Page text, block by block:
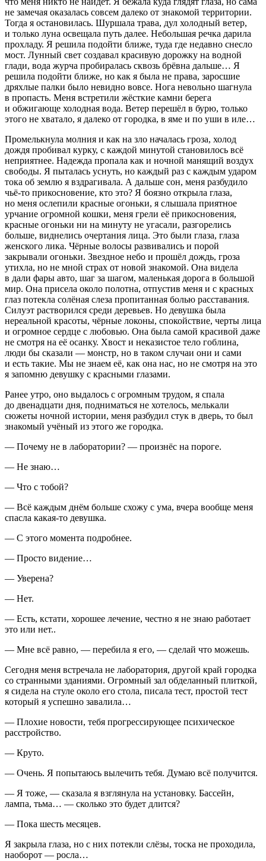
не замечая оказалась совсем далеко от знакомой территории.
Тогда я остановилась. Шуршала трава, дул холодный ветер,
и только луна освещала путь далее. Небольшая речка дарила
прохладу. Я решила подойти ближе, туда где недавно снесло
мост. Лунный свет создавал красивую дорожку на водной
глади, вода журча пробиралась сквозь брёвна дальше… Я
решила подойти ближе, но как я была не права, заросшие
дряхлые палки было невидно вовсе. Нога невольно шагнула
в пропасть. Меня встретили жёсткие камни берега
и обжигающе холодная вода. Ветер перешёл в бурю, только
этого не хватало, я далеко от городка, в яме и по уши в иле…
Промелькнула молния и как на зло началась гроза, холод
дождя пробивал курку, с каждой минутой становилось всё
неприятнее. Надежда пропала как и ночной манящий воздух
свободы. Я пыталась уснуть, но каждый раз с каждым ударом
тока об землю я вздрагивала. А дальше сон, меня разбудило
чьё-то прикосновение, кто это? Я боязно открыла глаза,
но меня ослепили красные огоньки, я слышала приятное
урчание огромной кошки, меня грели её прикосновения,
красные огоньки ни на минуту не угасали, разгорелись
больше, виднелись очертания лица. Это были глаза, глаза
женского лика. Чёрные волосы развивались и порой
закрывали огоньки. Звездное небо и прошёл дождь, гроза
утихла, но не мной страх от новой знакомой. Она видела
в дали фары авто, шаг за шагом, маленькая дорога в большой
мир. Она присела около полотна, отпустив меня и с красных
глаз потекла солёная слеза пропитанная болью расставания.
Силуэт растворился среди деревьев. Но девушка была
нереальной красоты, чёрные локоны, спокойствие, черты лица
и огромное сердце с любовью. Она была самой красивой даже
не смотря на её осанку. Хвост и неказистое тело гоблина,
люди бы сказали — монстр, но в таком случаи они и сами
и есть такие. Мы не знаем её, как она нас, но не смотря на это
я запомню девушку с красными глазами.
Ранее утро, оно выдалось с огромным трудом, я спала
до двенадцати дня, подниматься не хотелось, мелькали
сюжеты ночной истории, меня разбудил стук в дверь, то был
знакомый учёный из этого же городка.
— Почему не в лаборатории? — произнёс на пороге.
— Не знаю…
— Что с тобой?
— Всё каждым днём больше схожу с ума, вчера вообще меня
спасла какая-то девушка.
— С этого момента подробнее.
— Просто видение…
— Уверена?
— Нет.
— Есть, кстати, хорошее лечение, честно я не знаю работает
это или нет..
— Мне всё равно, — перебила я его, — сделай что можешь.
Сегодня меня встречала не лаборатория, другой край городка
со странными зданиями. Огромный зал обделанный плиткой,
я сидела на стуле около его стола, писала тест, простой тест
который я успешно завалила…
— Плохие новости, тебя прогрессирующее психическое
расстройство.
— Круто.
— Очень. Я попытаюсь вылечить тебя. Думаю всё получится.
— Я тоже, — сказала я взглянула на установку. Бассейн,
лампа, тьма… — сколько это будет длится?
— Пока шесть месяцев.
Я закрыла глаза, но с них потекли слёзы, тоска не проходила,
наоборот — росла…